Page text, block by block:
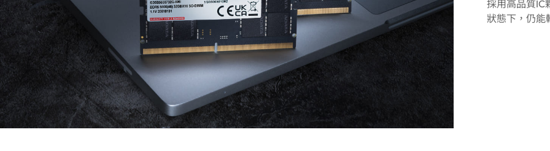
採用高品質IC
狀態下，仍能